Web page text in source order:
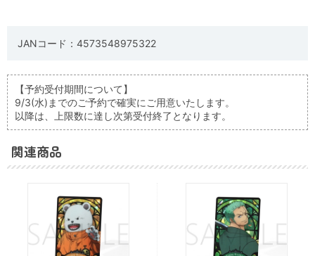
JANコード：4573548975322
【予約受付期間について】
9/3(水)までのご予約で確実にご用意いたします。
以降は、上限数に達し次第受付終了となります。
関連商品